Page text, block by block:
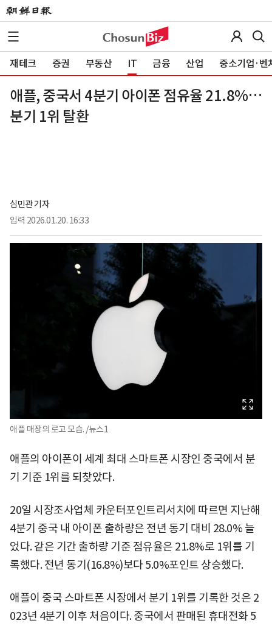
재테크 증권 부동산 IT 금융 산업 중소기업·벤
애플, 중국서 4분기 아이폰 점유율 21.8%…
분기 1위 탈환
심민관 기자
입력 2026.01.20. 16:33
애플 매장의 로고 모습. /뉴스1
애플의 아이폰이 세계 최대 스마트폰 시장인 중국에서 분
기 기준 1위를 되찾았다.
20일 시장조사업체 카운터포인트리서치에 따르면 지난해
4분기 중국 내 아이폰 출하량은 전년 동기 대비 28.0% 늘
었다. 같은 기간 출하량 기준 점유율은 21.8%로 1위를 기
록했다. 전년 동기(16.8%)보다 5.0%포인트 상승했다.
애플이 중국 스마트폰 시장에서 분기 1위를 기록한 것은 2
023년 4분기 이후 처음이다. 중국에서 판매된 휴대전화 5